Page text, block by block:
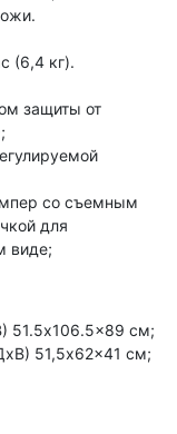
(6,4 кг).
защиты от
со съемным
для
виде;
51.5x106.5x89 см;
51,5x62x41 см;